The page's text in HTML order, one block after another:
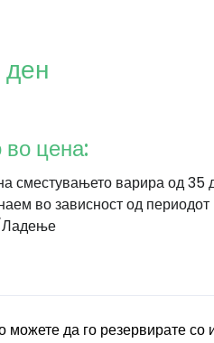
ден
цена:
сместувањето варира од 35
во зависност од периодот
можете да го резервирате